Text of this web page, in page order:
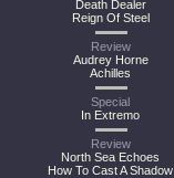
Death Dealer
Reign Of Steel
Review
Audrey Horne
Achilles
Special
In Extremo
Review
North Sea Echoes
How To Cast A Shadow